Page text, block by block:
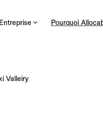
Entreprise Pourquoi
Valleiry